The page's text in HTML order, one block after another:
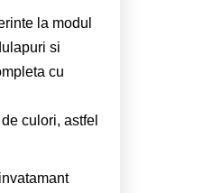
la modul
si
cu
culori, astfel